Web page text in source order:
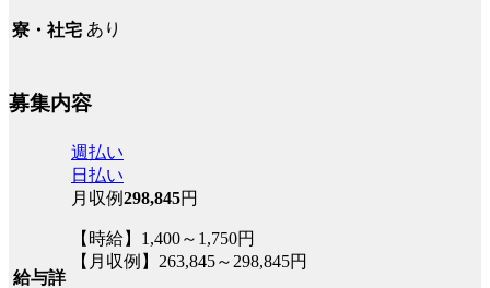
寮・社宅 あり
募集内容
給与詳
週払い
日払い
月収例298,845円
【時給】1,400～1,750円
【月収例】263,845～298,845円